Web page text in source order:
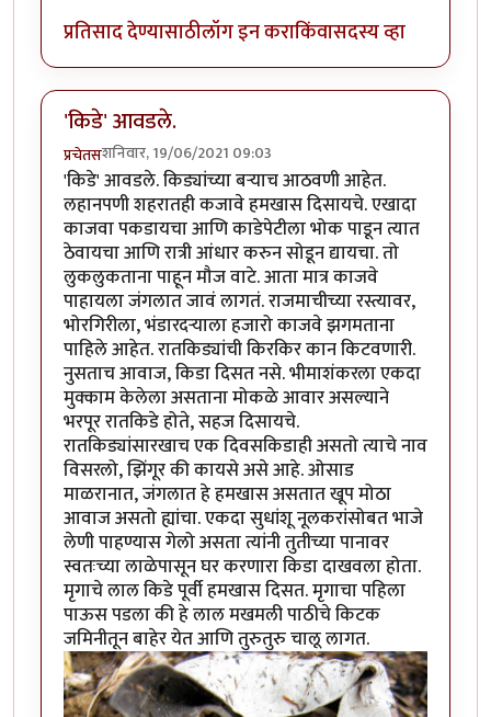
प्रतिसाद देण्यासाठीलॉग इन कराकिंवासदस्य व्हा
'किडे' आवडले.
प्रचेतसशनिवार, 19/06/2021 09:03
'किडे' आवडले. किड्यांच्या बर्‍याच आठवणी आहेत.
लहानपणी शहरातही कजावे हमखास दिसायचे. एखादा
काजवा पकडायचा आणि काडेपेटीला भोक पाडून त्यात
ठेवायचा आणि रात्री आंधार करुन सोडून द्यायचा. तो
लुकलुकताना पाहून मौज वाटे. आता मात्र काजवे
पाहायला जंगलात जावं लागतं. राजमाचीच्या रस्त्यावर,
भोरगिरीला, भंडारदर्‍याला हजारो काजवे झगमताना
पाहिले आहेत. रातकिड्यांची किरकिर कान किटवणारी.
नुसताच आवाज, किडा दिसत नसे. भीमाशंकरला एकदा
मुक्काम केलेला असताना मोकळे आवार असल्याने
भरपूर रातकिडे होते, सहज दिसायचे.
रातकिड्यांसारखाच एक दिवसकिडाही असतो त्याचे नाव
विसरलो, झिंगूर की कायसे असे आहे. ओसाड
माळरानात, जंगलात हे हमखास असतात खूप मोठा
आवाज असतो ह्यांचा. एकदा सुधांशू नूलकरांसोबत भाजे
लेणी पाहण्यास गेलो असता त्यांनी तुतीच्या पानावर
स्वतःच्या लाळेपासून घर करणारा किडा दाखवला होता.
मृगाचे लाल किडे पूर्वी हमखास दिसत. मृगाचा पहिला
पाऊस पडला की हे लाल मखमली पाठीचे किटक
जमिनीतून बाहेर येत आणि तुरुतुरु चालू लागत.